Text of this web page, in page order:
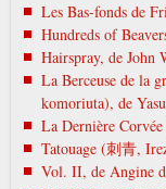
Les Bas-fonds de
Hundreds of
Hairspray, de John
La Berceuse de la
komoriuta), de
La Dernière
Tatouage (刺青,
Vol. II, de Angine